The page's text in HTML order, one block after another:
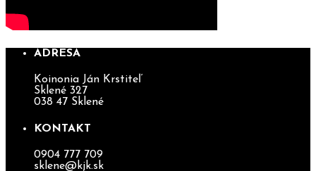
ADRESA
Koinonia Ján Krstiteľ
Sklené 327
038 47 Sklené
KONTAKT
0904 777 709
sklene@kjk.sk